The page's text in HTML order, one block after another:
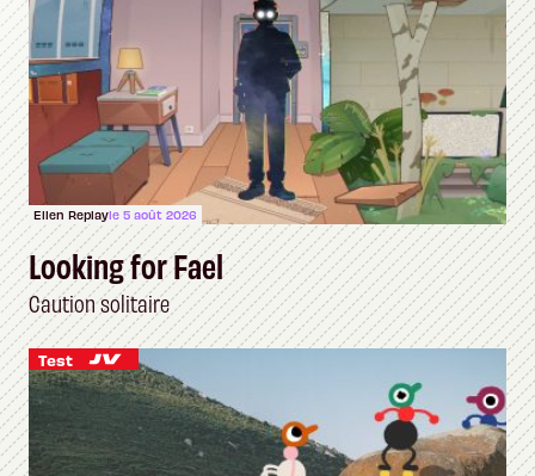
Ellen Replayle 5 août 2026
Looking for Fael
Caution solitaire
Test